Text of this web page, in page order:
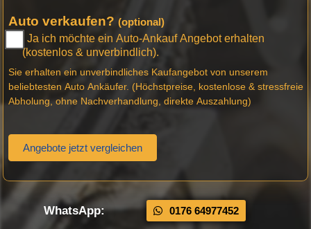
Auto verkaufen? (optional)
Ja ich möchte ein Auto-Ankauf Angebot erhalten
(kostenlos & unverbindlich).
Sie erhalten ein unverbindliches Kaufangebot von unserem
beliebtesten Auto Ankäufer. (Höchstpreise, kostenlose & stressfreie
Abholung, ohne Nachverhandlung, direkte Auszahlung)
Angebote jetzt vergleichen
WhatsApp: 0176 64977452